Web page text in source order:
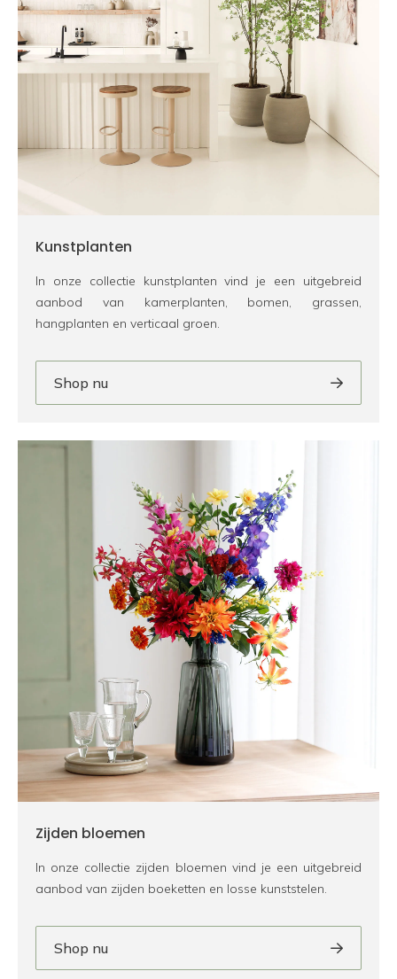
Kunstplanten
In onze collectie kunstplanten vind je een uitgebreid
aanbod van kamerplanten, bomen, grassen,
hangplanten en verticaal groen.
Shop nu
Zijden bloemen
In onze collectie zijden bloemen vind je een uitgebreid
aanbod van zijden boeketten en losse kunststelen.
Shop nu